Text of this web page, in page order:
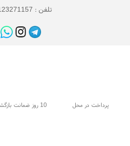
تلفن : 09123271157